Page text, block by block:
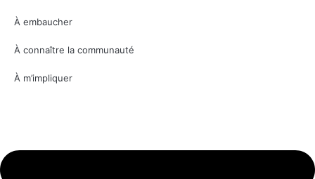
À embaucher
À connaître la communauté
À m’impliquer